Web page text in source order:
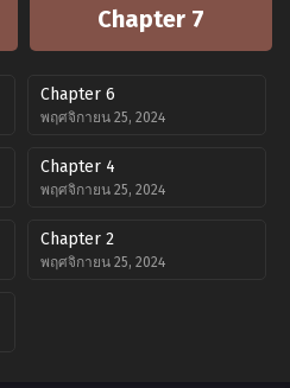
Chapter 7
Chapter 6
พฤศจิกายน 25, 2024
Chapter 4
พฤศจิกายน 25, 2024
Chapter 2
พฤศจิกายน 25, 2024